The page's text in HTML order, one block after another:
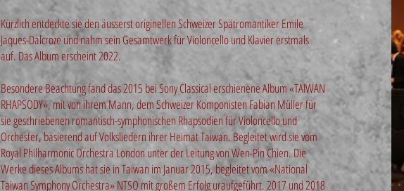
Kürzlich entdeckte sie den äusserst originellen Schweizer Spätromantiker Emile
Jaques-Dalcroze und nahm sein Gesamtwerk für Violoncello und Klavier erstmals
auf. Das Album erscheint 2022.
Besondere Beachtung fand das 2015 bei Sony Classical erschienene Album «TAIWAN
RHAPSODY», mit von ihrem Mann, dem Schweizer Komponisten Fabian Müller für
sie geschriebenen romantisch-symphonischen Rhapsodien für Violoncello und
Orchester, basierend auf Volksliedern ihrer Heimat Taiwan. Begleitet wird sie vom
Royal Philharmonic Orchestra London unter der Leitung von Wen-Pin Chien. Die
Werke dieses Albums hat sie in Taiwan im Januar 2015, begleitet vom «National
Taiwan Symphony Orchestra» NTSO mit großem Erfolg uraufgeführt. 2017 und 2018